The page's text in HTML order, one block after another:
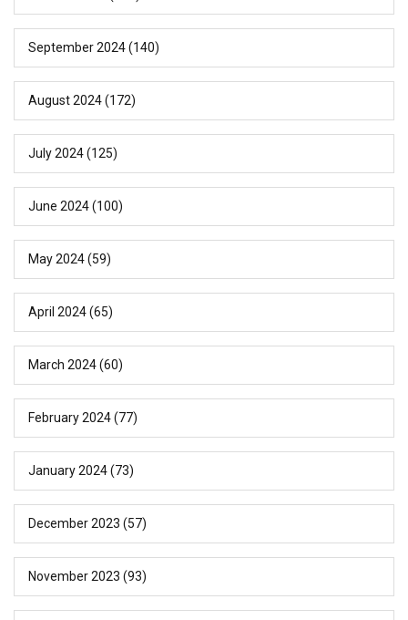
September 2024(140)
August 2024(172)
July 2024(125)
June 2024(100)
May 2024(59)
April 2024(65)
March 2024(60)
February 2024(77)
January 2024(73)
December 2023 (57)
November 2023 (93)